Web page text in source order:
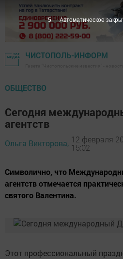
ЧИСТОПОЛЬ-ИНФОРМ
ОБЩЕСТВО
Сегодня
агентств
Ольга Викторова, 12 февраля
15:02
Символично, что
агентств отмечается
святого Валентина.
Этот профессиональный
4 Автоматическое